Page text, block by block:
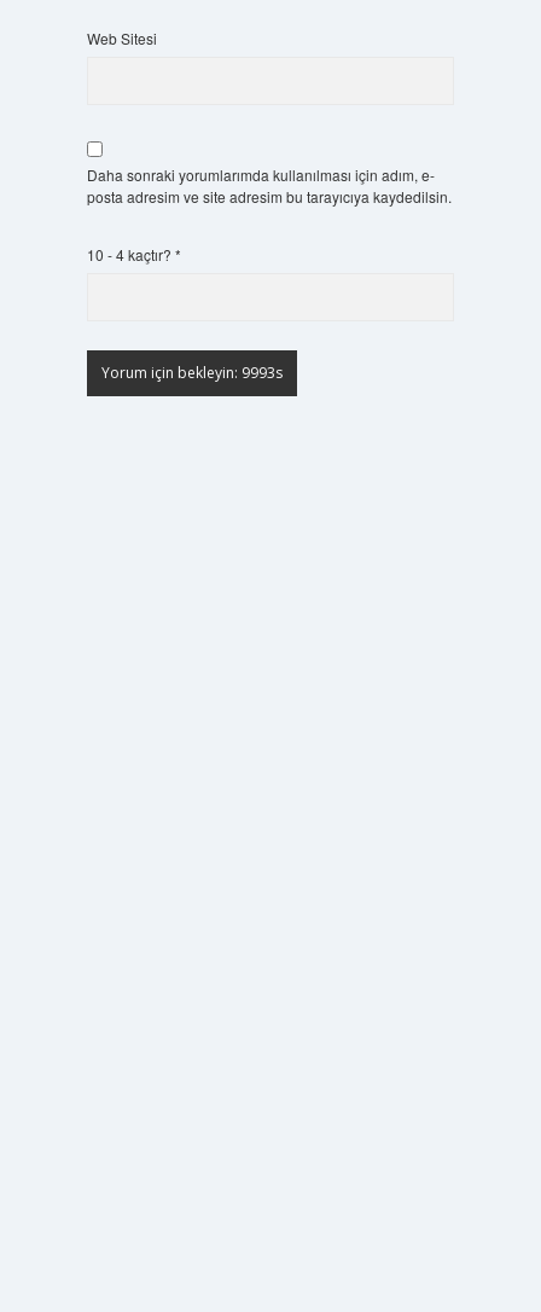
Web Sitesi
Daha sonraki yorumlarımda kullanılması için adım, e-
posta adresim ve site adresim bu tarayıcıya kaydedilsin.
10 - 4 kaçtır? *